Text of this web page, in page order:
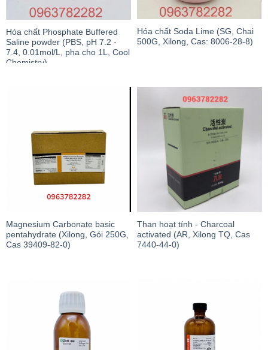
Hóa chất Phosphate Buffered
Saline powder (PBS, pH 7.2 -
7.4, 0.01mol/L, pha cho 1L, Cool
Chemistry)
Hóa chất Soda Lime (SG, Chai
500G, Xilong, Cas: 8006-28-8)
Magnesium Carbonate basic
pentahydrate (Xilong, Gói 250G,
Cas 39409-82-0)
Than hoạt tính - Charcoal
activated (AR, Xilong TQ, Cas
7440-44-0)